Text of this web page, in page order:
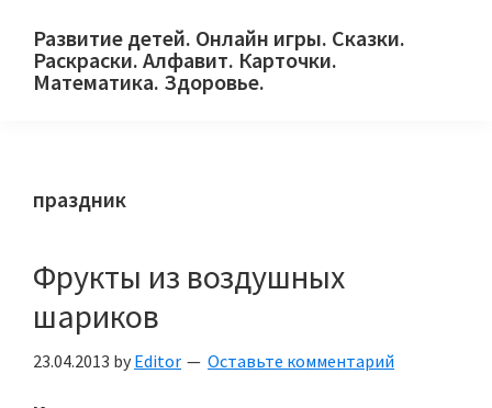
primary
main
primary
Развитие детей. Онлайн игры. Сказки.
Раскраски. Алфавит. Карточки.
Математика. Здоровье.
и
родителей.
праздник
Фрукты из воздушных
шариков
23.04.2013 by Editor Оставьте комментарий